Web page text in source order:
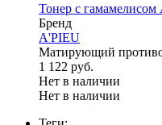
Тонер с гамамелисом
Бренд
A'PIEU
Матирующий
1 122 руб.
Нет в наличии
Нет в наличии